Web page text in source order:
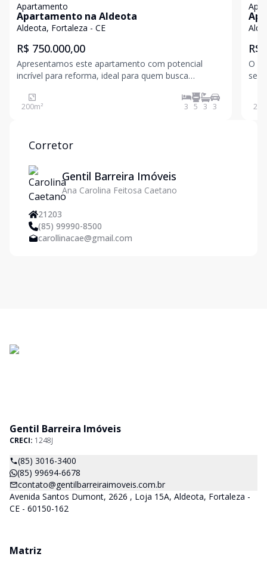
Apartamento
Apartamento na Aldeota
Aldeota, Fortaleza - CE
R$ 750.000,00
Apresentamos este apartamento com potencial
incrível para reforma, ideal para quem busca
uma região estratégica de Fortaleza, este imóvel
oferece a possibilidade de transformar espaços em
200m² 3 5 3 3
R$
O
se
218
Corretor
Gentil Barreira Imóveis
Ana Carolina Feitosa Caetano
21203
(85) 99990-8500
carollinacae@gmail.com
Gentil Barreira Imóveis
CRECI: 1248J
(85) 3016-3400
(85) 99694-6678
contato@gentilbarreiraimoveis.com.br
Avenida Santos Dumont, 2626 , Loja 15A, Aldeota, Fortaleza -
CE - 60150-162
Matriz